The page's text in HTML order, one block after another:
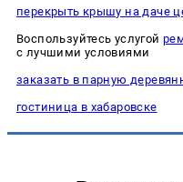
перекрыть крышу на даче
Воспользуйтесь услугой
с лучшими условиями
заказать в парную
гостиница в хабаровске